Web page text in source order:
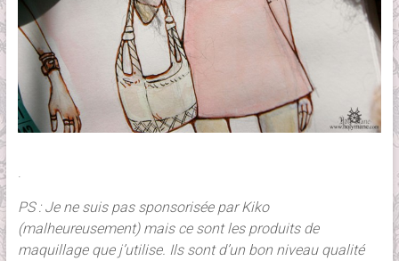
.
PS : Je ne suis pas sponsorisée par Kiko
(malheureusement) mais ce sont les produits de
maquillage que j’utilise. Ils sont d’un bon niveau qualité